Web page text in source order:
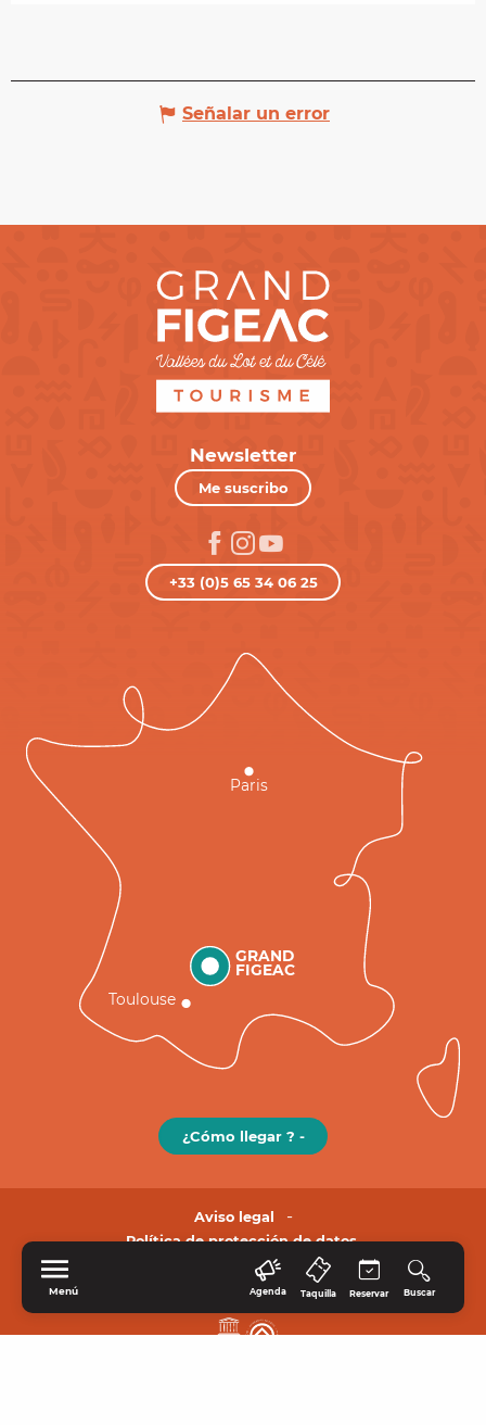
Menú Agenda Taquilla Reservar Buscar
Señalar un error
Newsletter
Me suscribo
+33 (0)5 65 34 06 25
GRAND
FIGEAC
Toulouse
Paris
¿Cómo llegar ? -
Aviso legal
Política de protección de datos.